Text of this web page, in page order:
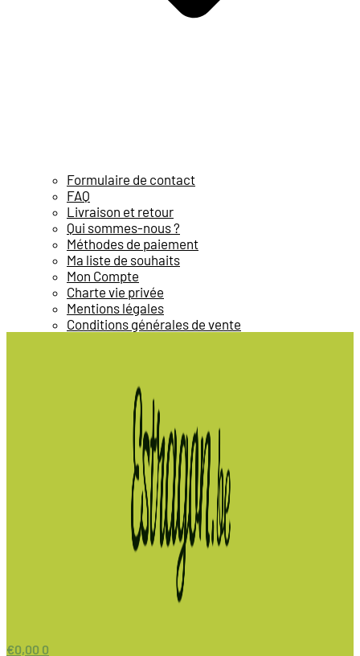
Formulaire de contact
FAQ
Livraison et retour
Qui sommes-nous ?
Méthodes de paiement
Ma liste de souhaits
Mon Compte
Charte vie privée
Mentions légales
Conditions générales de vente
€0,00 0